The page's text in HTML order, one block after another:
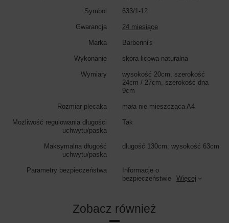
Symbol 633/1-12
Gwarancja 24 miesiące
Marka Barberini's
Wykonanie skóra licowa naturalna
Wymiary
wysokość 20cm, szerokość
24cm / 27cm, szerokość dna
9cm
Rozmiar plecaka mała nie mieszcząca A4
Możliwość regulowania długości
uchwytu/paska
Tak
Maksymalna długość
uchwytu/paska
długość 130cm; wysokość 63cm
Parametry bezpieczeństwa
Informacje o
bezpieczeństwie
Więcej
Zobacz również